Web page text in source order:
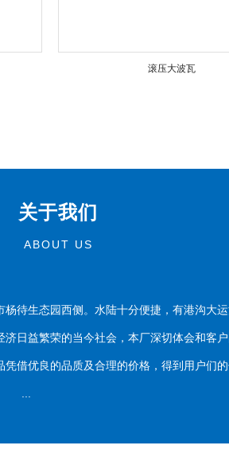
滚压大波瓦
关于我们
ABOUT US
生态园西侧。水陆十分便捷，有港沟大
繁荣的当今社会，本厂深切体会和客户
优良的品质及合理的价格，得到用户们的
...